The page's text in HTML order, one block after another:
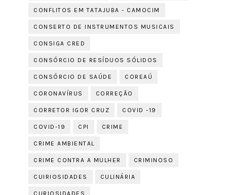
CONFLITOS EM TATAJUBA - CAMOCIM
CONSERTO DE INSTRUMENTOS MUSICAIS
CONSIGA CRED
CONSÓRCIO DE RESÍDUOS SÓLIDOS
CONSÓRCIO DE SAÚDE COREAÚ
CORONAVÍRUS CORREÇÃO
CORRETOR IGOR CRUZ COVID -19
COVID-19 CPI CRIME
CRIME AMBIENTAL
CRIME CONTRA A MULHER CRIMINOSO
CUIRIOSIDADES CULINÁRIA
CURIOSIDADES